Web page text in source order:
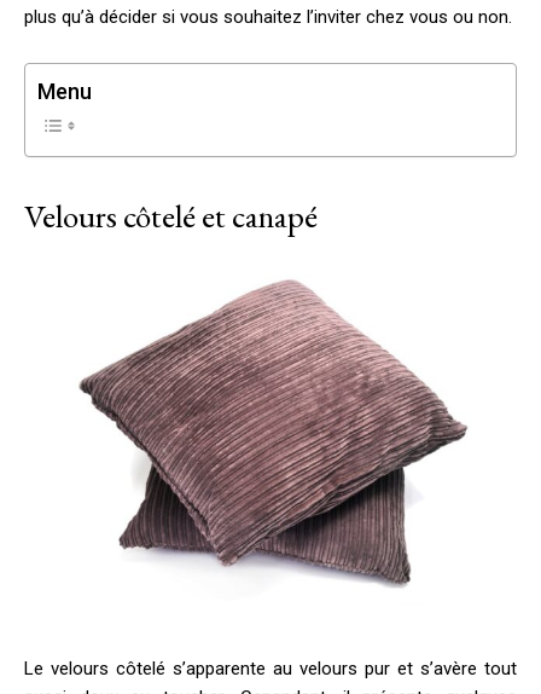
plus qu’à décider si vous souhaitez l’inviter chez vous ou non.
Menu
Velours côtelé et canapé
Le velours côtelé s’apparente au velours pur et s’avère tout